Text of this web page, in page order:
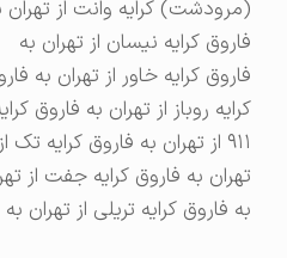
(مرودشت) کرایه وانت از تهران به
فاروق کرایه نیسان از تهران به
فاروق کرایه خاور از تهران به فاروق
کرایه روباز از تهران به فاروق کرایه
۹۱۱ از تهران به فاروق کرایه تک از
تهران به فاروق کرایه جفت از تهران
به فاروق کرایه تریلی از تهران به